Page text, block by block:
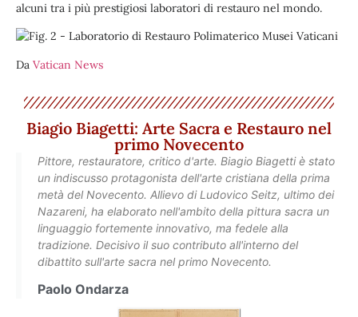
alcuni tra i più prestigiosi laboratori di restauro nel mondo.
Da Vatican News
Biagio Biagetti: Arte Sacra e Restauro nel
primo Novecento
Pittore, restauratore, critico d'arte. Biagio Biagetti è stato
un indiscusso protagonista dell'arte cristiana della prima
metà del Novecento. Allievo di Ludovico Seitz, ultimo dei
Nazareni, ha elaborato nell'ambito della pittura sacra un
linguaggio fortemente innovativo, ma fedele alla
tradizione. Decisivo il suo contributo all'interno del
dibattito sull'arte sacra nel primo Novecento.
Paolo Ondarza